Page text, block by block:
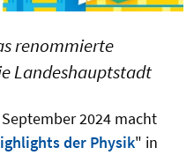
renommierte
Landeshauptstadt
2024 macht
der Physik" in